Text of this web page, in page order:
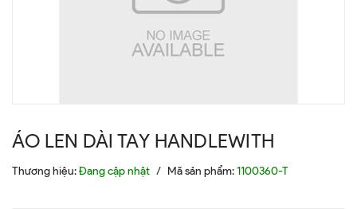
ÁO LEN DÀI TAY HANDLEWITH
Thương hiệu:Đang cập nhật / Mã sản phẩm:1100360-T